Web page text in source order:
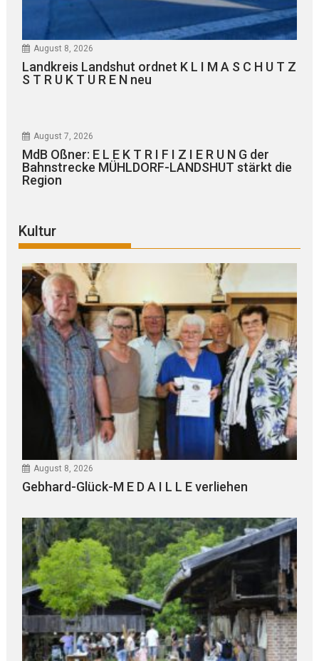
August 8, 2026
Landkreis Landshut ordnet K L I M A S C H U T Z
S T R U K T U R E N neu
August 7, 2026
MdB Oßner: E L E K T R I F I Z I E R U N G der
Bahnstrecke MÜHLDORF-LANDSHUT stärkt die
Region
Kultur
August 8, 2026
Gebhard-Glück-M E D A I L L E verliehen